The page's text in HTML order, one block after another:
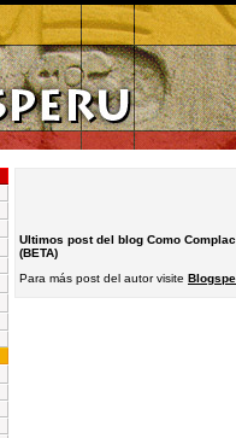
Ultimos post del blog Como
(BETA)
Para más post del autor visite